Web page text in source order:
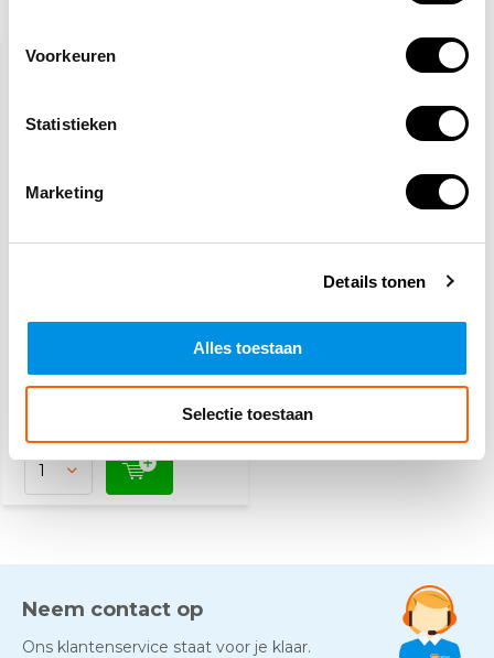
Voorkeuren
Statistieken
Marketing
Details tonen
Alles toestaan
Selectie toestaan
AANBIEDING
Op werkdagen voor 15:00
Neem contact op
Ons klantenservice staat voor je klaar.